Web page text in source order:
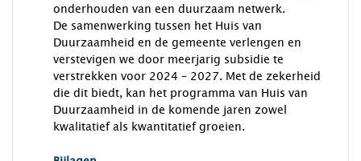
onderhouden van een duurzaam netwerk.
De samenwerking tussen het Huis van
Duurzaamheid en de gemeente verlengen en
verstevigen we door meerjarig subsidie te
verstrekken voor 2024 – 2027. Met de zekerheid
die dit biedt, kan het programma van Huis van
Duurzaamheid in de komende jaren zowel
kwalitatief als kwantitatief groeien.